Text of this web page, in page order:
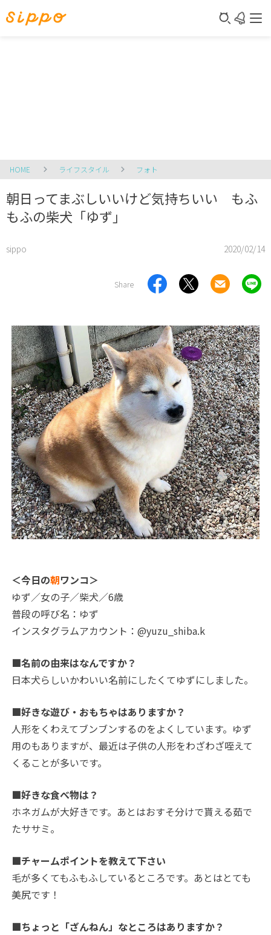
HOME ライフスタイル フォト
朝日ってまぶしいいけど気持ちいい もふ
もふの柴犬「ゆず」
sippo 2020/02/14
Share
＜今日の朝ワンコ＞
ゆず／女の子／柴犬／6歳
普段の呼び名：ゆず
インスタグラムアカウント：@yuzu_shiba.k
■名前の由来はなんですか？
日本犬らしいかわいい名前にしたくてゆずにしました。
■好きな遊び・おもちゃはありますか？
人形をくわえてブンブンするのをよくしています。ゆず
用のもありますが、最近は子供の人形をわざわざ咥えて
くることが多いです。
■好きな食べ物は？
ホネガムが大好きです。あとはおすそ分けで貰える茹で
たササミ。
■チャームポイントを教えて下さい
毛が多くてもふもふしているところです。あとはとても
美尻です！
■ちょっと「ざんねん」なところはありますか？